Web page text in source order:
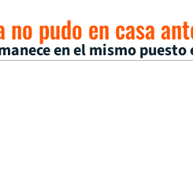
pudo en casa
en el mismo puesto